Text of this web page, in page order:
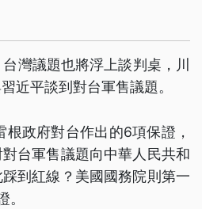
灣議題也將浮上談判桌，川
近平談到對台軍售議題。
政府對台作出的6項保證，
台軍售議題向中華人民共和
到紅線？美國國務院則第一